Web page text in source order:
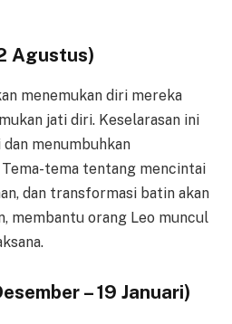
Agustus)
menemukan diri mereka
jati diri. Keselarasan ini
menumbuhkan
tema tentang mencintai
dan transformasi batin akan
membantu orang Leo muncul
– 19 Januari)